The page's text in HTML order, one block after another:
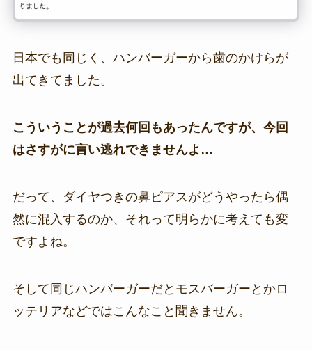
日本でも同じく、ハンバーガーから歯のかけらが
出てきてました。
こういうことが過去何回もあったんですが、今回
はさすがに言い逃れできませんよ…
だって、ダイヤつきの鼻ピアスがどうやったら偶
然に混入するのか、それって明らかに考えても変
ですよね。
そして同じハンバーガーだとモスバーガーとかロ
ッテリアなどではこんなこと聞きません。